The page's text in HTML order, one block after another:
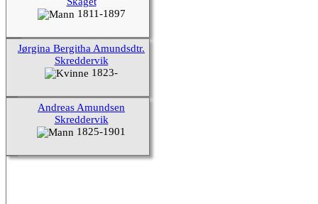
1811-1897
Jørgina Bergitha Amundsdtr.
Skreddervik
1823-
Andreas Amundsen
Skreddervik
1825-1901